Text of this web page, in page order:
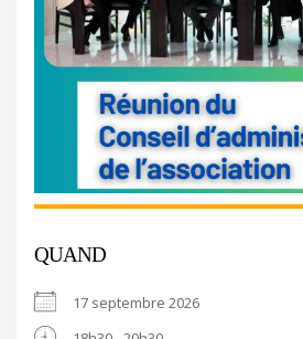
QUAND
17 septembre 2026